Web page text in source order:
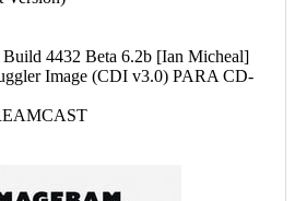
4432 Beta 6.2b [Ian Micheal]
Image (CDI v3.0) PARA CD-